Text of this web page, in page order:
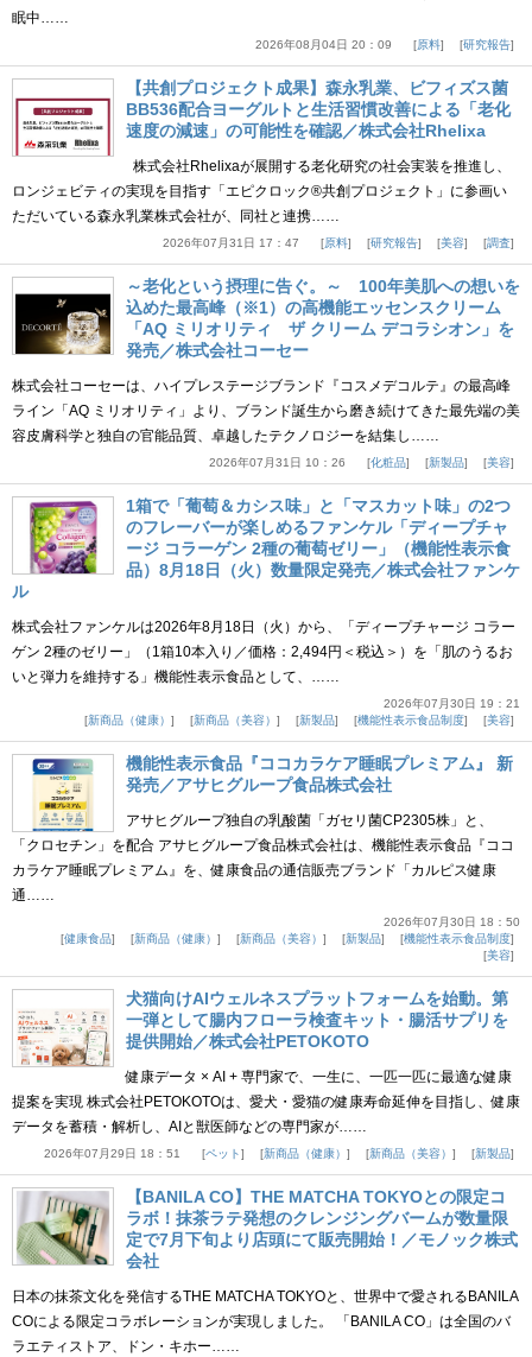
眠中……
2026年08月04日 20：09 原料 研究報告
【共創プロジェクト成果】森永乳業、ビフィズス菌
BB536配合ヨーグルトと生活習慣改善による「老化
速度の減速」の可能性を確認／株式会社Rhelixa
株式会社Rhelixaが展開する老化研究の社会実装を推進し、
ロンジェビティの実現を目指す「エピクロック®共創プロジェクト」に参画い
ただいている森永乳業株式会社が、同社と連携……
2026年07月31日 17：47 原料 研究報告 美容 調査
～老化という摂理に告ぐ。～ 100年美肌への想いを
込めた最高峰（※1）の高機能エッセンスクリーム
「AQ ミリオリティ ザ クリーム デコラシオン」を
発売／株式会社コーセー
株式会社コーセーは、ハイプレステージブランド『コスメデコルテ』の最高峰
ライン「AQ ミリオリティ」より、ブランド誕生から磨き続けてきた最先端の美
容皮膚科学と独自の官能品質、卓越したテクノロジーを結集し……
2026年07月31日 10：26 化粧品 新製品 美容
1箱で「葡萄＆カシス味」と「マスカット味」の2つ
のフレーバーが楽しめるファンケル「ディープチャ
ージ コラーゲン 2種の葡萄ゼリー」（機能性表示食
品）8月18日（火）数量限定発売／株式会社ファンケ
ル
株式会社ファンケルは2026年8月18日（火）から、「ディープチャージ コラー
ゲン 2種のゼリー」（1箱10本入り／価格：2,494円＜税込＞）を「肌のうるお
いと弾力を維持する」機能性表示食品として、……
2026年07月30日 19：21
新商品（健康）
新商品（美容） 新製品 機能性表示食品制度 美容
機能性表示食品『ココカラケア睡眠プレミアム』 新
発売／アサヒグループ食品株式会社
アサヒグループ独自の乳酸菌「ガセリ菌CP2305株」と、
「クロセチン」を配合 アサヒグループ食品株式会社は、機能性表示食品『ココ
カラケア睡眠プレミアム』を、健康食品の通信販売ブランド「カルピス健康
通……
2026年07月30日 18：50
健康食品
新商品（健康） 新商品（美容） 新製品
機能性表示食品制度
美容
犬猫向けAIウェルネスプラットフォームを始動。第
一弾として腸内フローラ検査キット・腸活サプリを
提供開始／株式会社PETOKOTO
健康データ × AI + 専門家で、一生に、一匹一匹に最適な健康
提案を実現 株式会社PETOKOTOは、愛犬・愛猫の健康寿命延伸を目指し、健康
データを蓄積・解析し、AIと獣医師などの専門家が……
2026年07月29日 18：51 ペット 新商品（健康） 新商品（美容） 新製品
【BANILA CO】THE MATCHA TOKYOとの限定コ
ラボ！抹茶ラテ発想のクレンジングバームが数量限
定で7月下旬より店頭にて販売開始！／モノック株式
会社
日本の抹茶文化を発信するTHE MATCHA TOKYOと、世界中で愛されるBANILA
COによる限定コラボレーションが実現しました。 「BANILA CO」は全国のバ
ラエティストア、ドン・キホー……